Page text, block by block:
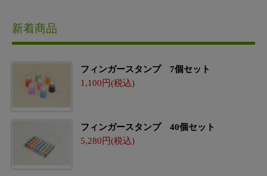
新着商品
フィンガースタンプ 7個セット
1,100
フィンガースタンプ 40個セット
5,280